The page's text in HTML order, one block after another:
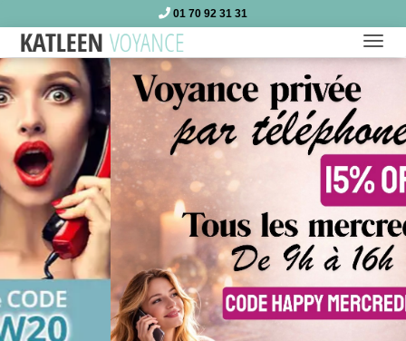
01 70 92 31 31